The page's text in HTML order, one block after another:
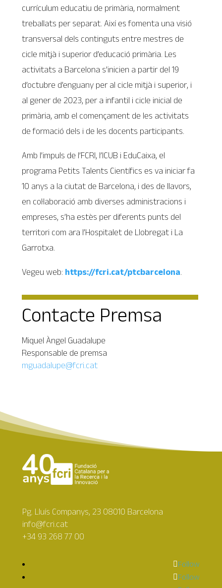
currículum educatiu de primària, normalment
treballats per separat. Així es fomenta una visió
transversal dels continguts entre mestres de
cicle mitjà i superior d’educació primària. Les
activitats a Barcelona s’inicien a partir del 19
d’octubre d’enguany per al cicle mitjà i superior, i
al gener de 2023, per a infantil i cicle inicial de
primària, amb el començament de les activitats
de formació dels i de les docents participants.
Amb l’impuls de l’FCRI, l’ICUB i EduCaixa, el
programa Petits Talents Científics es va iniciar fa
10 anys a la ciutat de Barcelona, i des de llavors,
en col·laboració amb diverses administracions i
empreses, s’ha estès per diferents punts del
territori com ara l’Hospitalet de Llobregat i La
Garrotxa.
Vegeu web: https://fcri.cat/ptcbarcelona.
Contacte Premsa
Miquel Àngel Guadalupe
Responsable de premsa
mguadalupe@fcri.cat
Pg. Lluís Companys, 23 08010 Barcelona
info@fcri.cat
+34 93 268 77 00
Follow
Follow